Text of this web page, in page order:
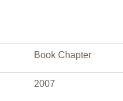
Book Chapter
2007